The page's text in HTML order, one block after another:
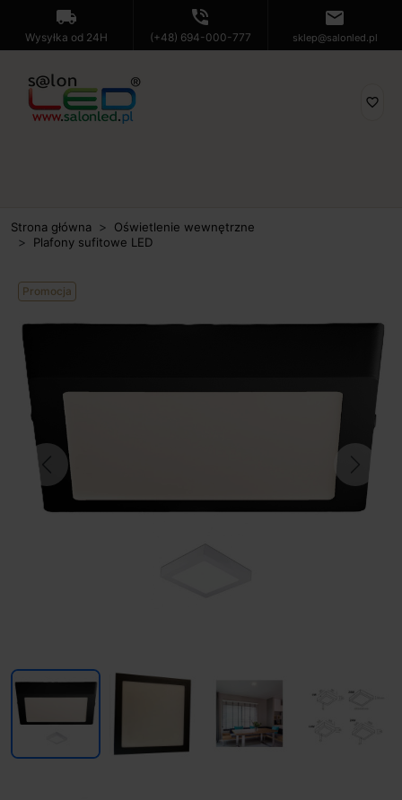
local_shipping
Wysyłka od 24H
phone_in_talk
(+48) 694-000-777
mail
sklep@salonled.pl
favorite_border
Strona główna
Oświetlenie wewnętrzne
Plafony sufitowe LED
Promocja
Previous